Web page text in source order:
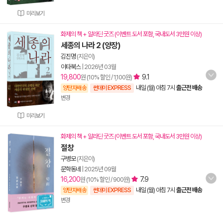
미리보기
미리보기
화제의 책 + 알라딘 굿즈 (이벤트 도서 포함, 국내도서 3만원 이상)
세종의 나라 2 (양장)
김진명(지은이)
이타북스| 2026년 03월
19,800원 (10% 할인 / 1,100원) 9.1
양탄자배송 썬데이 EXPRESS 내일 (월) 아침 7시 출근전 배송
변경
화제의 책 + 알라딘 굿즈 (이벤트 도서 포함, 국내도서 3만원 이상)
절창
구병모(지은이)
문학동네
2025년 09월
16,200원 (10% 할인 / 900원) 7.9
양탄자배송 썬데이 EXPRESS 내일 (월) 아침 7시 출근전 배송
변경